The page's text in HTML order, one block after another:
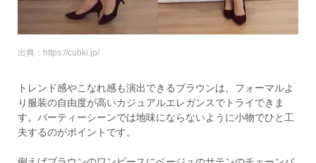
出典：https://cubki.jp/
トレンド感やこなれ感も演出できるブラウンは、フォーマルよ
り服装の自由度が高いカジュアルエレガンスでトライできま
す。パーティーシーンでは地味にならないように小物でひと工
夫するのがポイントです。